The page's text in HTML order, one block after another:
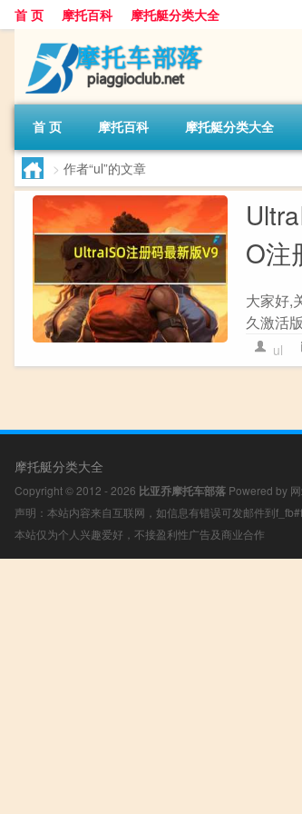
首 页 摩托百科 摩托艇分类大全
首 页 摩托百科 摩托艇分类大全
> 作者“ul”的文章
O注
大家好,
久激活
ul
摩托艇分类大全
Copyright © 2012 - 2026 比亚乔摩托车部落 Powered by
声明：本站内容来自互联网，如信息有错误可发邮件到
本站仅为个人兴趣爱好，不接盈利性广告及商业合作